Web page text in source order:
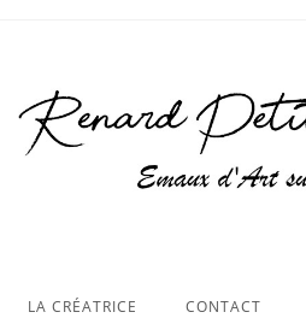
LA CRÉATRICE CONTACT